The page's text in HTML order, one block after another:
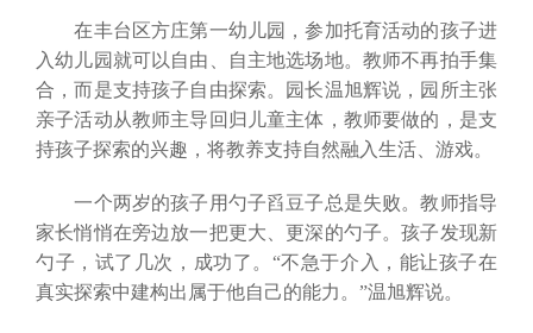
在丰台区方庄第一幼儿园，参加托育活动的孩子进
入幼儿园就可以自由、自主地选场地。教师不再拍手集
合，而是支持孩子自由探索。园长温旭辉说，园所主张
亲子活动从教师主导回归儿童主体，教师要做的，是支
持孩子探索的兴趣，将教养支持自然融入生活、游戏。
一个两岁的孩子用勺子舀豆子总是失败。教师指导
家长悄悄在旁边放一把更大、更深的勺子。孩子发现新
勺子，试了几次，成功了。“不急于介入，能让孩子在
真实探索中建构出属于他自己的能力。”温旭辉说。